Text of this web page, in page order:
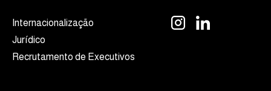
Internacionalização
Jurídico
Recrutamento de Executivos